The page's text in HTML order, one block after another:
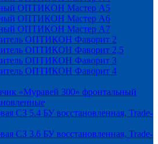
ОПТИКОН Мастер А5
ОПТИКОН Мастер А6
ОПТИКОН Мастер А7
ОПТИКОН Фаворит 2
ОПТИКОН Фаворит 2,5
ОПТИКОН Фаворит 3
ОПТИКОН Фаворит 4
«Муравей 300» фронтальный
СЗ 5.4 БУ восстановленная, Trade-
СЗ 3.6 БУ восстановленная, Trade-